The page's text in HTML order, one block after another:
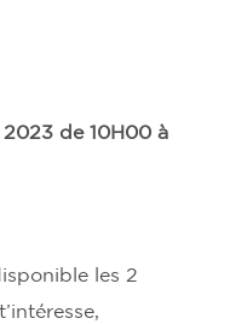
de 10H00 à
les 2